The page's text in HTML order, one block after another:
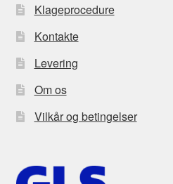
Klageprocedure
Kontakte
Levering
Om os
Vilkår og betingelser